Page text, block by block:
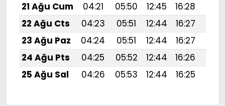
21 Ağu Cum
04:21 05:50 12:45 16:28
22 Ağu Cts
04:23 05:51 12:44 16:27
23 Ağu Paz
04:24 05:51 12:44 16:27
24 Ağu Pts
04:25 05:52 12:44 16:26
25 Ağu Sal
04:26 05:53 12:44 16:25